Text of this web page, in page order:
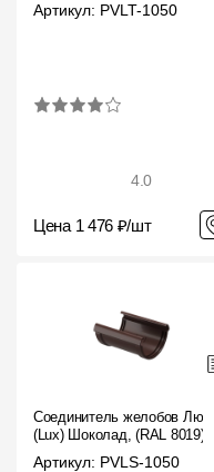
Артикул: PVLT-1050
4.0
Цена 1 476 ₽/шт
Соединитель желобов Люкс
(Lux) Шоколад, (RAL 8019)
Артикул: PVLS-1050